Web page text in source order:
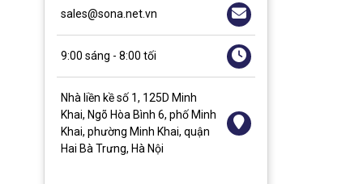
sales@sona.net.vn
9:00 sáng - 8:00 tối
Nhà liền kề số 1, 125D Minh
Khai, Ngõ Hòa Bình 6, phố Minh
Khai, phường Minh Khai, quận
Hai Bà Trưng, Hà Nội